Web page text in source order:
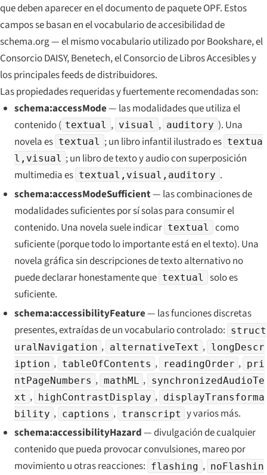
que deben aparecer en el documento de paquete OPF. Estos
campos se basan en el vocabulario de accesibilidad de
schema.org — el mismo vocabulario utilizado por Bookshare, el
Consorcio DAISY, Benetech, el Consorcio de Libros Accesibles y
los principales feeds de distribuidores.
Las propiedades requeridas y fuertemente recomendadas son:
schema:accessMode— las modalidades que utiliza el
contenido ( textual , visual , auditory ). Una
novela es textual ; un libro infantil ilustrado es textua
l,visual ; un libro de texto y audio con superposición
multimedia es textual,visual,auditory .
schema:accessModeSufficient— las combinaciones de
modalidades suficientes por sí solas para consumir el
contenido. Una novela suele indicar textual
como
suficiente (porque todo lo importante está en el texto). Una
novela gráfica sin descripciones de texto alternativo no
puede declarar honestamente que textual
solo es
suficiente.
schema:accessibilityFeature— las funciones discretas
presentes, extraídas de un vocabulario controlado: struct
uralNavigation , alternativeText , longDescr
iption , tableOfContents , readingOrder , pri
ntPageNumbers , mathML , synchronizedAudioTe
xt , highContrastDisplay , displayTransforma
bility , captions , transcript y varios más.
schema:accessibilityHazard— divulgación de cualquier
contenido que pueda provocar convulsiones, mareo por
movimiento u otras reacciones: flashing , noFlashin